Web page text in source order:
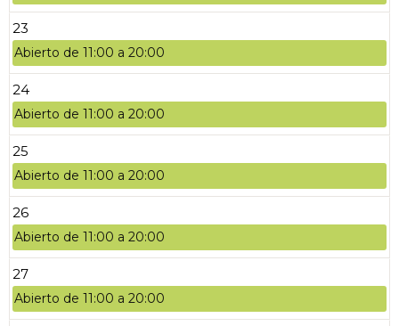
23
Abierto de 11:00 a 20:00
24
Abierto de 11:00 a 20:00
25
Abierto de 11:00 a 20:00
26
Abierto de 11:00 a 20:00
27
Abierto de 11:00 a 20:00